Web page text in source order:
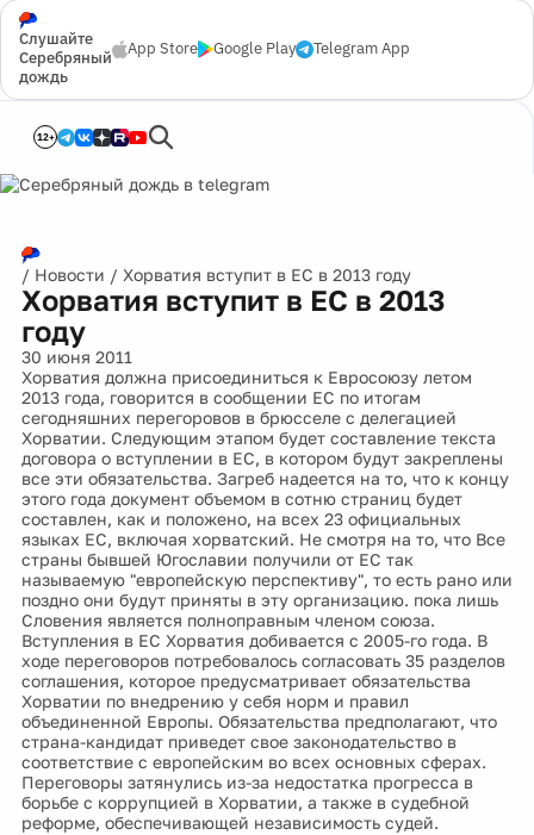
Слушайте
Серебряный
дождь
App Store Google Play Telegram App
12+
/ Новости / Хорватия вступит в ЕС в 2013 году
Хорватия вступит в ЕС в 2013
году
30 июня 2011
Хорватия должна присоединиться к Евросоюзу летом
2013 года, говорится в сообщении ЕС по итогам
сегодняшних перегоровов в брюсселе с делегацией
Хорватии. Следующим этапом будет составление текста
договора о вступлении в ЕС, в котором будут закреплены
все эти обязательства. Загреб надеется на то, что к концу
этого года документ объемом в сотню страниц будет
составлен, как и положено, на всех 23 официальных
языках ЕС, включая хорватский. Не смотря на то, что Все
страны бывшей Югославии получили от ЕС так
называемую "европейскую перспективу", то есть рано или
поздно они будут приняты в эту организацию. пока лишь
Словения является полноправным членом союза.
Вступления в ЕС Хорватия добивается с 2005-го года. В
ходе переговоров потребовалось согласовать 35 разделов
соглашения, которое предусматривает обязательства
Хорватии по внедрению у себя норм и правил
объединенной Европы. Обязательства предполагают, что
страна-кандидат приведет свое законодательство в
соответствие с европейским во всех основных сферах.
Переговоры затянулись из-за недостатка прогресса в
борьбе с коррупцией в Хорватии, а также в судебной
реформе, обеспечивающей независимость судей.